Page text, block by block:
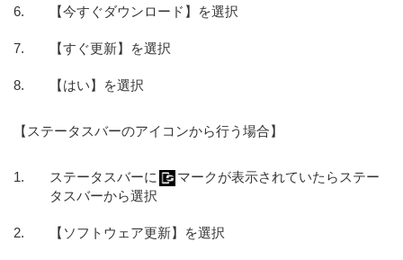
【今すぐダウンロード】を選択
【すぐ更新】を選択
【はい】を選択
【ステータスバーのアイコンから行う場合】
ステータスバーに
マークが表示されていたらステー
タスバーから選択
【ソフトウェア更新】を選択